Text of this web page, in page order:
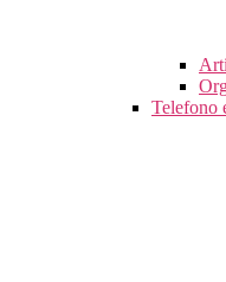
Telefono